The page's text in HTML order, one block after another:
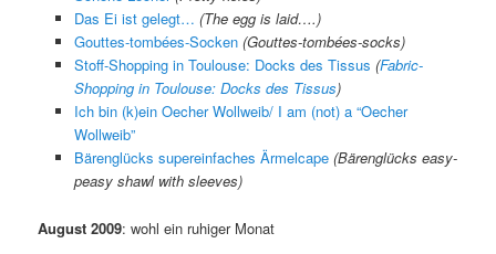
Das Ei ist gelegt… (The egg is laid….)
Gouttes-tombées-Socken (Gouttes-tombées-socks)
Stoff-Shopping in Toulouse: Docks des Tissus (Fabric-
Shopping in Toulouse: Docks des Tissus)
Ich bin (k)ein Oecher Wollweib/ I am (not) a “Oecher
Wollweib”
Bärenglücks supereinfaches Ärmelcape (Bärenglücks easy-
peasy shawl with sleeves)
August 2009: wohl ein ruhiger Monat